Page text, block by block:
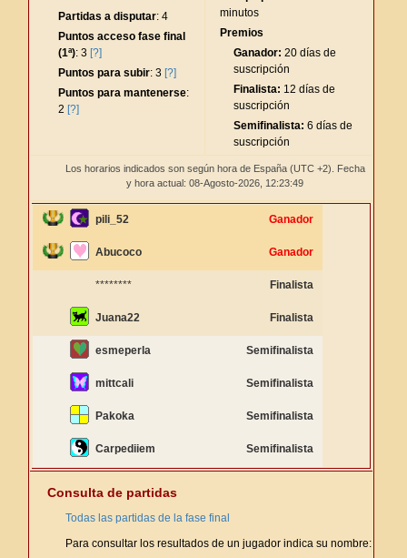
Partidas a disputar: 4
Puntos acceso fase final
(1ª): 3 [?]
Puntos para subir: 3 [?]
Puntos para mantenerse:
2 [?]
minutos
Premios
Ganador: 20 días de
suscripción
Finalista: 12 días de
suscripción
Semifinalista: 6 días de
suscripción
Los horarios indicados son según hora de España (UTC +2). Fecha
y hora actual: 08-Agosto-2026, 12:23:49
pili_52 Ganador
Abucoco Ganador
******** Finalista
Juana22 Finalista
esmeperla Semifinalista
mittcali Semifinalista
Pakoka Semifinalista
Carpediiem Semifinalista
Consulta de partidas
Todas las partidas de la fase final
Para consultar los resultados de un jugador indica su nombre: